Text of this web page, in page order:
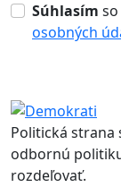
Súhlasím so
osobných
Politická
odbornú
rozdeľovať.